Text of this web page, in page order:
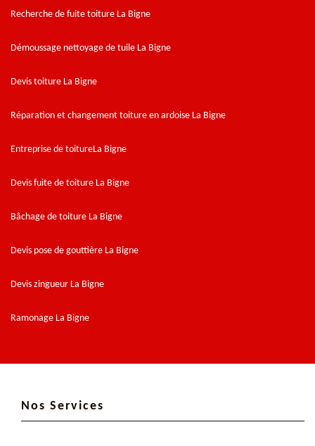
Recherche de fuite toiture La Bigne
Démoussage nettoyage de tuile La Bigne
Devis toiture La Bigne
Réparation et changement toiture en ardoise La Bigne
Entreprise de toitureLa Bigne
Devis fuite de toiture La Bigne
Bâchage de toiture La Bigne
Devis pose de gouttière La Bigne
Devis zingueur La Bigne
Ramonage La Bigne
Nos Services